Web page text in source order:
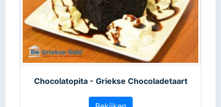
Chocolatopita - Griekse Chocoladetaart